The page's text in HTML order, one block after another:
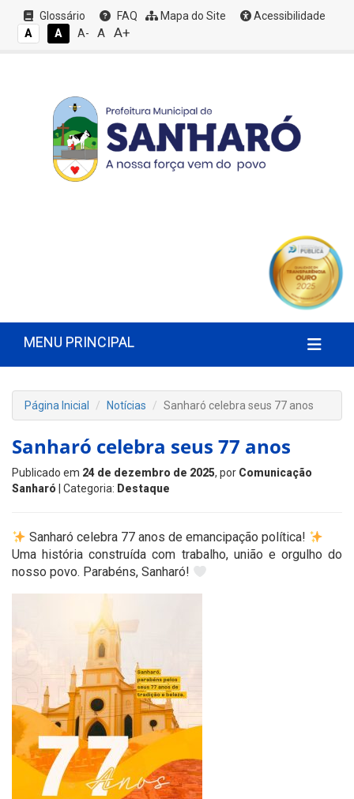
Glossário FAQ Mapa do Site
Acessibilidade
A
A A- A A+
MENU PRINCIPAL
Página Inicial Notícias Sanharó celebra seus 77 anos
Sanharó celebra seus 77 anos
Publicado em 24 de dezembro de 2025, por Comunicação
Sanharó | Categoria: Destaque
Sanharó celebra 77 anos de emancipação política!
Uma história construída com trabalho, união e orgulho do
nosso povo. Parabéns, Sanharó!